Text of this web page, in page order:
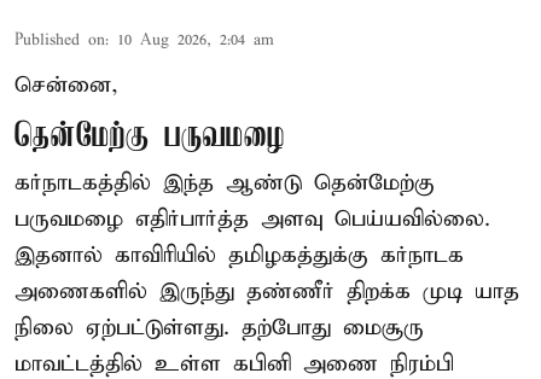
Published on: 10 Aug 2026, 2:04 am
சென்னை,
தென்மேற்கு பருவமழை
கர்நாடகத்தில் இந்த ஆண்டு தென்மேற்கு
பருவமழை எதிர்பார்த்த அளவு பெய்யவில்லை.
இதனால் காவிரியில் தமிழகத்துக்கு கர்நாடக
அணைகளில் இருந்து தண்ணீர் திறக்க முடி யாத
நிலை ஏற்பட்டுள்ளது. தற்போது மைசூரு
மாவட்டத்தில் உள்ள கபினி அணை நிரம்பி